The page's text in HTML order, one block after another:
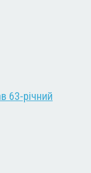
63-річний